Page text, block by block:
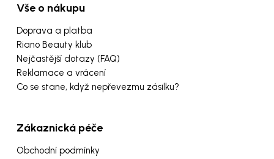
Vše o nákupu
Doprava a platba
Riano Beauty klub
Nejčastější dotazy (FAQ)
Reklamace a vrácení
Co se stane, když nepřevezmu zásilku?
Zákaznická péče
Obchodní podmínky